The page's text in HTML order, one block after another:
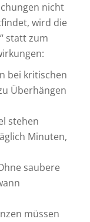
nicht
wird die
statt zum
bei kritischen
Überhängen
stehen
Minuten,
saubere
müssen